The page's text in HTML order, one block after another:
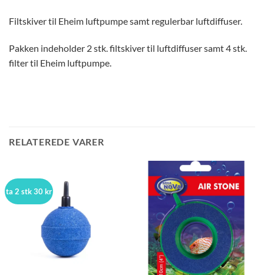
Filtskiver til Eheim luftpumpe samt regulerbar luftdiffuser.
Pakken indeholder 2 stk. filtskiver til luftdiffuser samt 4 stk.
filter til Eheim luftpumpe.
RELATEREDE VARER
ta 2 stk 30 kr